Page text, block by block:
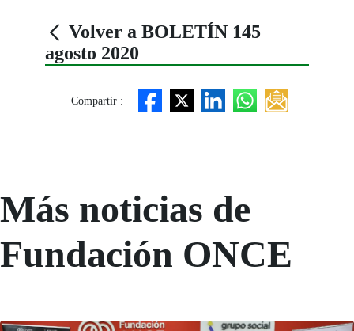
Volver a BOLETÍN 145
agosto 2020
Compartir :
Más noticias de
Fundación ONCE